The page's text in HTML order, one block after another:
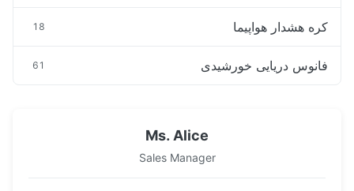
کره هشدار هواپیما 18
فانوس دریایی خورشیدی 61
Ms. Alice
Sales Manager